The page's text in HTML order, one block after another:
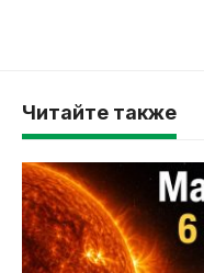
Читайте также